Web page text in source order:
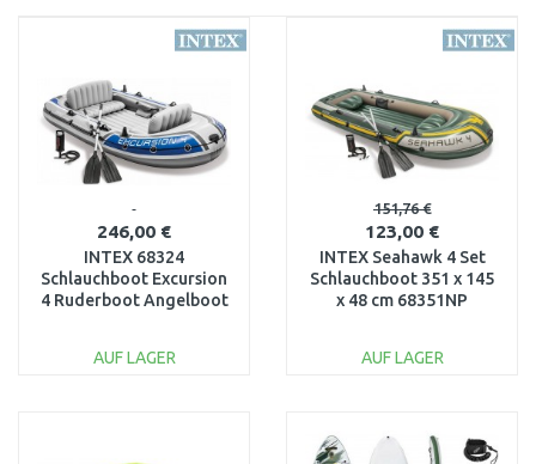
246,00 €
INTEX 68324
Schlauchboot Excursion
4 Ruderboot Angelboot
AUF LAGER
151,76 €
123,00 €
INTEX Seahawk 4 Set
Schlauchboot 351 x 145
x 48 cm 68351NP
AUF LAGER
Vergleichen